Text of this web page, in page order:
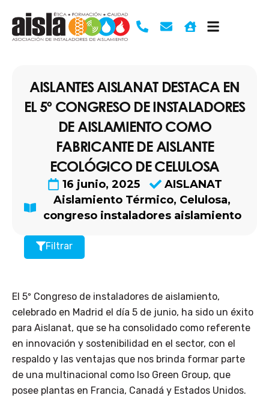
contenido
AISLANTES AISLANAT DESTACA EN
EL 5º CONGRESO DE INSTALADORES
DE AISLAMIENTO COMO
FABRICANTE DE AISLANTE
ECOLÓGICO DE CELULOSA
16 junio, 2025
AISLANAT
Aislamiento Térmico, Celulosa,
congreso instaladores aislamiento
Filtrar
El 5º Congreso de instaladores de aislamiento,
celebrado en Madrid el día 5 de junio, ha sido un éxito
para Aislanat, que se ha consolidado como referente
en innovación y sostenibilidad en el sector, con el
respaldo y las ventajas que nos brinda formar parte
de una multinacional como Iso Green Group, que
posee plantas en Francia, Canadá y Estados Unidos.